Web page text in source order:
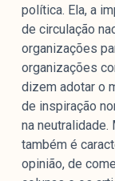
política. Ela, a
de circulação
organizações
organizações
dizem adotar o
de inspiração
na neutralidade.
também é
opinião, de